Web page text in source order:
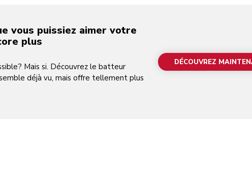
vous puissiez aimer votre
plus
Mais si. Découvrez le batteur
déjà vu, mais offre tellement plus
DÉCOUVREZ